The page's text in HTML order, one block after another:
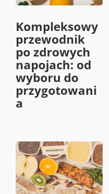
Kompleksowy
przewodnik
po zdrowych
napojach: od
wyboru do
przygotowani
a